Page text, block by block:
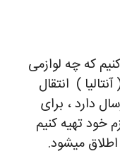
که چه لوازمی
) انتقال
دارد ، برای
خود تهیه کنیم
میشود.